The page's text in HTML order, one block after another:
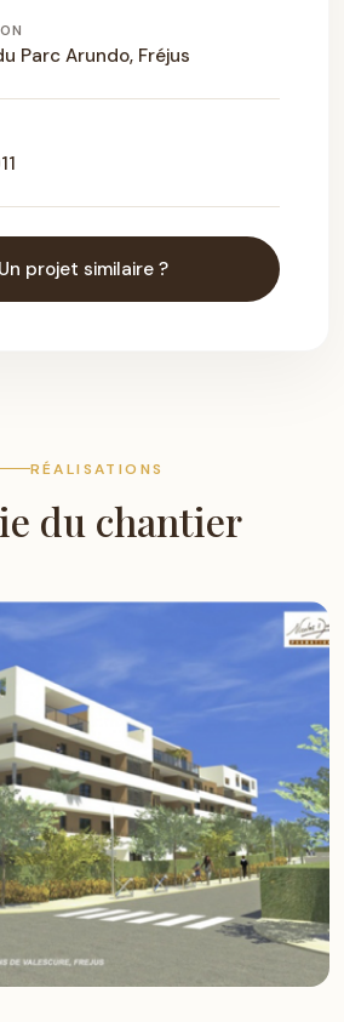
Parc Arundo, Fréjus
projet similaire ?
RÉALISATIONS
du chantier